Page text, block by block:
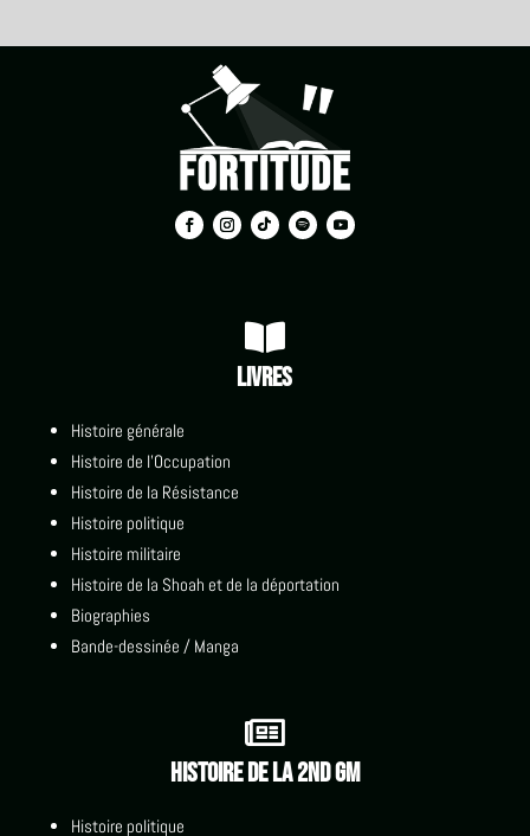

Livres
Histoire générale
Histoire de l'Occupation
Histoire de la Résistance
Histoire politique
Histoire militaire
Histoire de la Shoah et de la déportation
Biographies
Bande-dessinée / Manga

Histoire de la 2nd GM
Histoire politique